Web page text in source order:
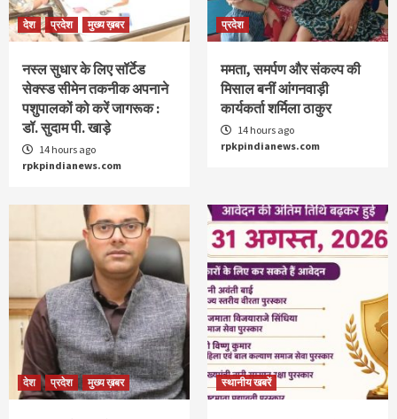
देश प्रदेश मुख्य ख़बर
नस्ल सुधार के लिए सॉर्टेड
सेक्स्ड सीमेन तकनीक अपनाने
पशुपालकों को करें जागरूक :
डॉ. सुदाम पी. खाड़े
14 hours ago
rpkpindianews.com
प्रदेश
ममता, समर्पण और संकल्प की
मिसाल बनीं आंगनवाड़ी
कार्यकर्ता शर्मिला ठाकुर
14 hours ago
rpkpindianews.com
देश प्रदेश मुख्य ख़बर स्थानीय खबरें